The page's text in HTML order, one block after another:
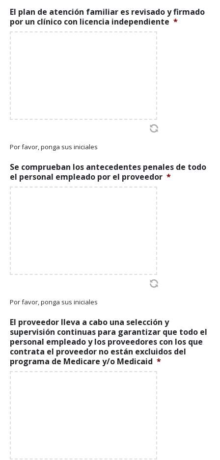
El plan de atención familiar es revisado y firmado
por un clínico con licencia independiente *
Por favor, ponga sus iniciales
Se comprueban los antecedentes penales de todo
el personal empleado por el proveedor *
Por favor, ponga sus iniciales
El proveedor lleva a cabo una selección y
supervisión continuas para garantizar que todo el
personal empleado y los proveedores con los que
contrata el proveedor no están excluidos del
programa de Medicare y/o Medicaid *